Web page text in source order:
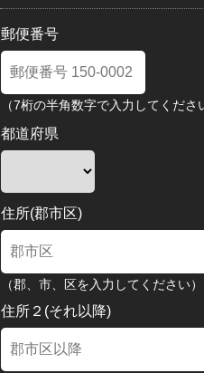
郵便番号
（7桁の半角数字で入力してくださ
都道府県
住所(郡市区)
（郡、市、区を入力してください）
住所２(それ以降)